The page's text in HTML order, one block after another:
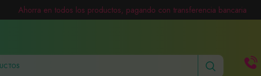
Ahorra en todos los productos, pagando con transferencia bancaria